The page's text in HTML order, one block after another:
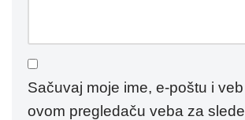
Sačuvaj moje ime, e-poštu i
ovom pregledaču veba za